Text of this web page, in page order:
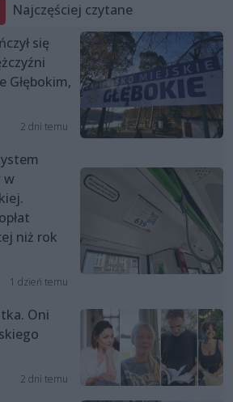
Najczęściej czytane
się
Głębokim,
2 dni temu
w
niż rok
1 dzień temu
Oni
2 dni temu